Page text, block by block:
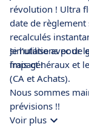
révolution ! Ultra
date de règlement
recalculés
simulations pour
impact !
Je l'utilise avec de
frais généraux et
(CA et Achats).
Nous sommes
prévisions !!
Voir plus